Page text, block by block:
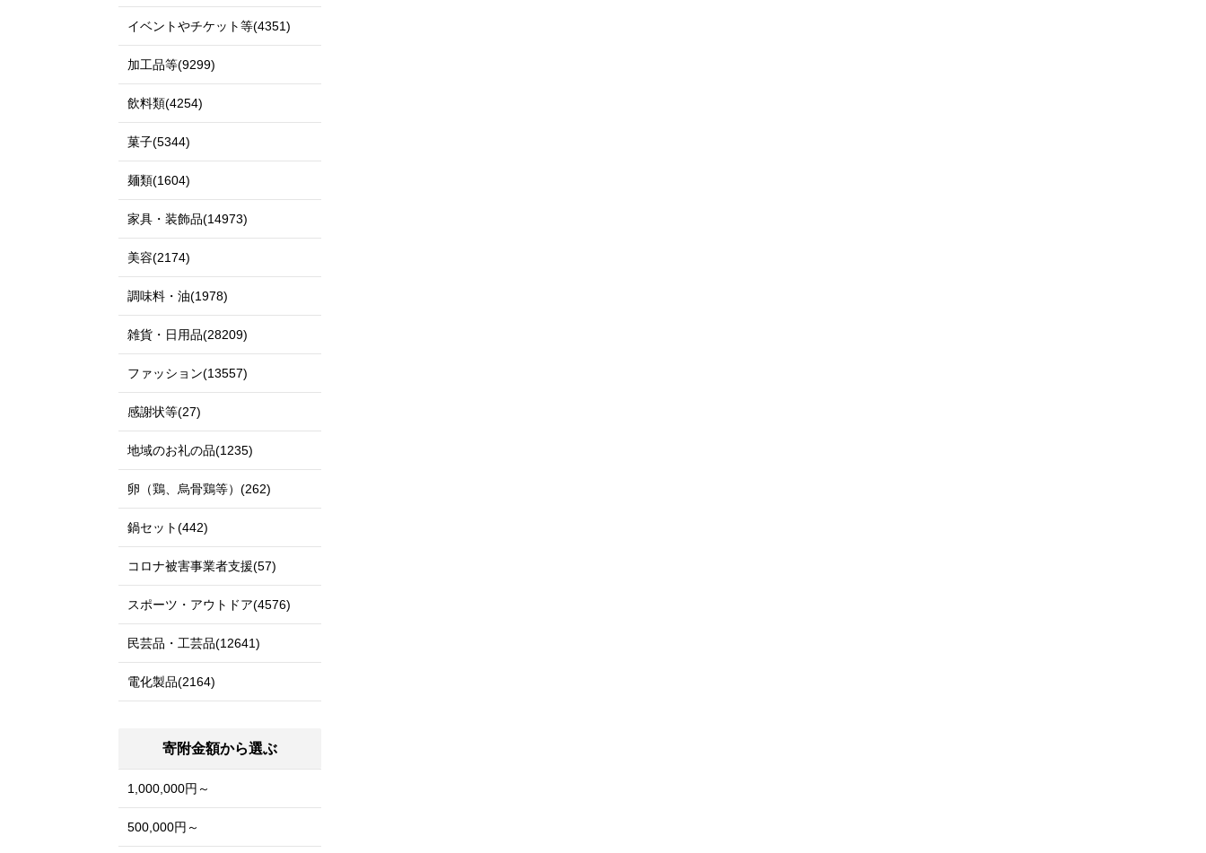
イベントやチケット等(4351)
加工品等(9299)
飲料類(4254)
菓子(5344)
麺類(1604)
家具・装飾品(14973)
美容(2174)
調味料・油(1978)
雑貨・日用品(28209)
ファッション(13557)
感謝状等(27)
地域のお礼の品(1235)
卵（鶏、烏骨鶏等）(262)
鍋セット(442)
コロナ被害事業者支援(57)
スポーツ・アウトドア(4576)
民芸品・工芸品(12641)
電化製品(2164)
寄附金額から選ぶ
1,000,000円～
500,000円～